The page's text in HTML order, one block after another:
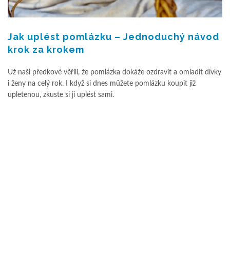
Jak uplést pomlázku – Jednoduchý návod
krok za krokem
Už naši předkové věřili, že pomlázka dokáže ozdravit a omladit dívky
i ženy na celý rok. I když si dnes můžete pomlázku koupit již
upletenou, zkuste si ji uplést sami.